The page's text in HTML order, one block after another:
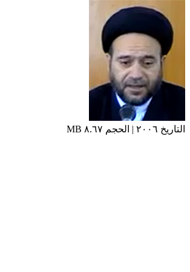
التاريخ ٢٠٠٦ | الحجم ٨.٦٧ MB